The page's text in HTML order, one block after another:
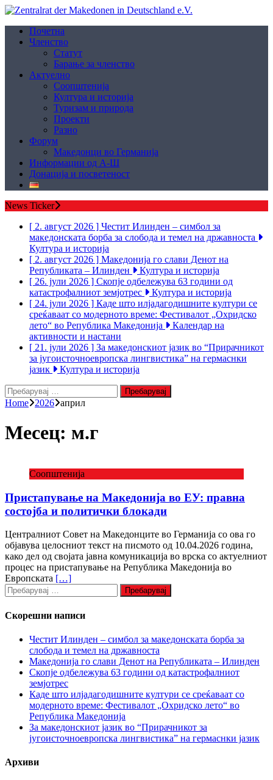
Почетна
Членство
Статут
Барање за членство
Aктуелно
Соопштенија
Култура и историја
Туризам и природа
Проекти
Разно
Форум
Македонци во Германија
Информации од А-Ш
Донација и посветеност
News Ticker
[ 2. август 2026 ] Честит Илинден – симбол за
македонската борба за слобода и темел на државноста
Култура и историја
[ 2. август 2026 ] Македонија го слави Денот на
Републиката – Илинден
Култура и историја
[ 26. јули 2026 ] Скопје одбележува 63 години од
катастрофалниот земјотрес
Култура и историја
[ 24. јули 2026 ] Каде што илјадагодишните култури се
среќаваат со модерното време: Фестивалот „Охридско
лето“ во Република Македонија
Календар на
активности и настани
[ 21. јули 2026 ] За македонскиот јазик во “Прирачникот
за југоисточноевропска лингвистика” на гермаснки
јазик
Култура и историја
Пребарувај
за:
Home 2026 април
Месец: м.г
Соопштенија
Пристапување на Македонија во ЕУ: правна
состојба и политички блокади
Централниот Совет на Македонците во Германија со ова го
објавува целосниот текст на писмото од 10.04.2026 година,
како дел од својата јавна комуникација во врска со актуелниот
процес на пристапување на Република Македонија во
Европската […]
Пребарувај
за:
Скорешни написи
Честит Илинден – симбол за македонската борба за
слобода и темел на државноста
Македонија го слави Денот на Републиката – Илинден
Скопје одбележува 63 години од катастрофалниот
земјотрес
Каде што илјадагодишните култури се среќаваат со
модерното време: Фестивалот „Охридско лето“ во
Република Македонија
За македонскиот јазик во “Прирачникот за
југоисточноевропска лингвистика” на гермаснки јазик
Архиви